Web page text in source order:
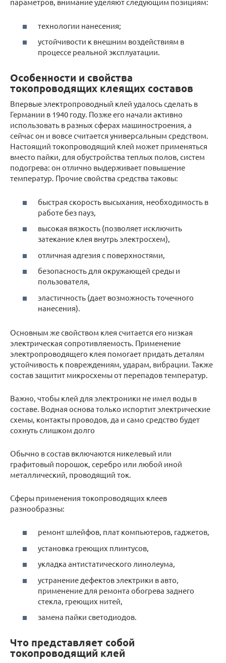
технологии нанесения;
устойчивости к внешним воздействиям в
процессе реальной эксплуатации.
Особенности и свойства
токопроводящих клеящих составов
Впервые электропроводный клей удалось сделать в
Германии в 1940 году. Позже его начали активно
использовать в разных сферах машиностроения, а
сейчас он и вовсе считается универсальным средством.
Настоящий токопроводящий клей может применяться
вместо пайки, для обустройства теплых полов, систем
подогрева: он отлично выдерживает повышение
температур. Прочие свойства средства таковы:
быстрая скорость высыхания, необходимость в
работе без пауз,
высокая вязкость (позволяет исключить
затекание клея внутрь электросхем),
отличная адгезия с поверхностями,
безопасность для окружающей среды и
пользователя,
эластичность (дает возможность точечного
нанесения).
Основным же свойством клея считается его низкая
электрическая сопротивляемость. Применение
электропроводящего клея помогает придать деталям
устойчивость к повреждениям, ударам, вибрации. Также
состав защитит микросхемы от перепадов температур.
Важно, чтобы клей для электроники не имел воды в
составе. Водная основа только испортит электрические
схемы, контакты проводов, да и само средство будет
сохнуть слишком долго
Обычно в состав включаются никелевый или
графитовый порошок, серебро или любой иной
металлический, проводящий ток.
Сферы применения токопроводящих клеев
разнообразны:
ремонт шлейфов, плат компьютеров, гаджетов,
установка греющих плинтусов,
укладка антистатического линолеума,
устранение дефектов электрики в авто,
применение для ремонта обогрева заднего
стекла, греющих нитей,
замена пайки светодиодов.
Что представляет собой
токопроводящий клей